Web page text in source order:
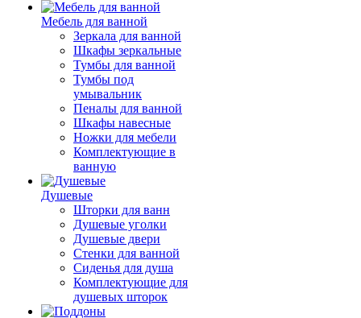
Мебель для ванной
Зеркала для ванной
Шкафы зеркальные
Тумбы для ванной
Тумбы под
умывальник
Пеналы для ванной
Шкафы навесные
Ножки для мебели
Комплектующие в
ванную
Душевые
Шторки для ванн
Душевые уголки
Душевые двери
Стенки для ванной
Сиденья для душа
Комплектующие для
душевых шторок